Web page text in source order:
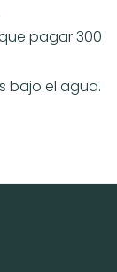
pagar 300
bajo el agua.